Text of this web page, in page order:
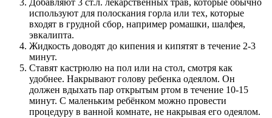
Добавляют 3 ст.л. лекарственных трав, которые обычно
используют для полоскания горла или тех, которые
входят в грудной сбор, например ромашки, шалфея,
эвкалипта.
Жидкость доводят до кипения и кипятят в течение 2-3
минут.
Ставят кастрюлю на пол или на стол, смотря как
удобнее. Накрывают голову ребенка одеялом. Он
должен вдыхать пар открытым ртом в течение 10-15
минут. С маленьким ребёнком можно провести
процедуру в ванной комнате, не накрывая его одеялом.